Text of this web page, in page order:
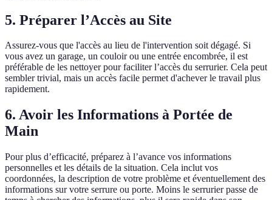
5. Préparer l’Accès au Site
Assurez-vous que l'accès au lieu de l'intervention soit dégagé. Si
vous avez un garage, un couloir ou une entrée encombrée, il est
préférable de les nettoyer pour faciliter l’accès du serrurier. Cela peut
sembler trivial, mais un accès facile permet d'achever le travail plus
rapidement.
6. Avoir les Informations à Portée de
Main
Pour plus d’efficacité, préparez à l’avance vos informations
personnelles et les détails de la situation. Cela inclut vos
coordonnées, la description de votre problème et éventuellement des
informations sur votre serrure ou porte. Moins le serrurier passe de